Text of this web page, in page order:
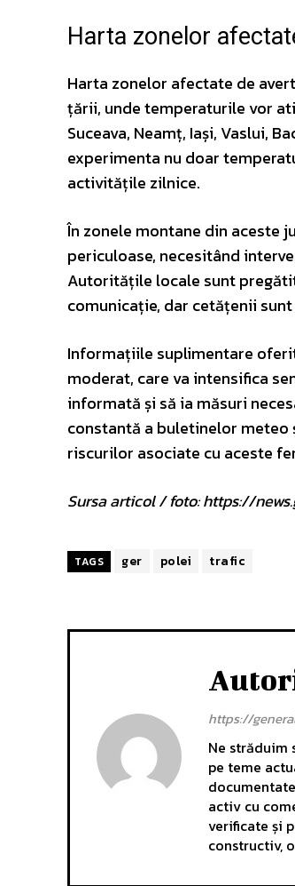
Harta zonelor
Harta zonelor afectate de
țării, unde temperaturile vor
Suceava, Neamț, Iași, Vaslui,
experimenta nu doar
activitățile zilnice.
În zonele montane din aceste
periculoase, necesitând
Autoritățile locale sunt
comunicație, dar cetățenii
Informațiile suplimentare
moderat, care va intensifica
informată și să ia măsuri
constantă a buletinelor
riscurilor asociate cu aceste
Sursa articol / foto: https://
TAGS ger polei trafic
https://
Ne
pe teme
activ cu
verificate și
constructiv,